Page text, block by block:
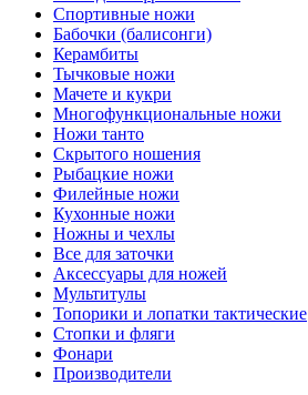
Спортивные ножи
Бабочки (балисонги)
Керамбиты
Тычковые ножи
Мачете и кукри
Многофункциональные ножи
Ножи танто
Скрытого ношения
Рыбацкие ножи
Филейные ножи
Кухонные ножи
Ножны и чехлы
Все для заточки
Аксессуары для ножей
Мультитулы
Топорики и лопатки тактические
Стопки и фляги
Фонари
Производители